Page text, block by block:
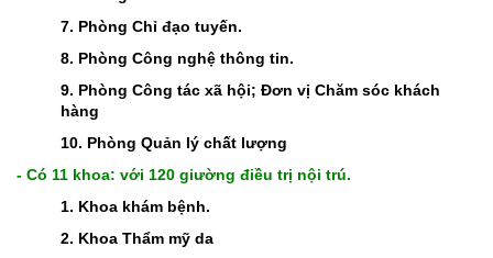
7. Phòng Chỉ đạo tuyến.
8. Phòng Công nghệ thông tin.
9. Phòng Công tác xã hội; Đơn vị Chăm sóc khách
hàng
10. Phòng Quản lý chất lượng
- Có 11 khoa: với 120 giường điều trị nội trú.
1. Khoa khám bệnh.
2. Khoa Thẩm mỹ da